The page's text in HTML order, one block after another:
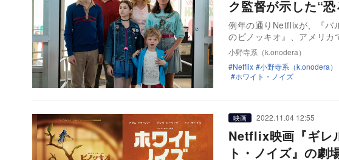
ク監督が示した“
例年の通りNetflixが、『バ
のピノッキオ』、アメリ
小野寺系（k.onodera）
Netflix
小野寺系（k.onodera）
ホワイト・ノイズ
映画 2022.11.04 12:55
Netflix映画『ギレ
ト・ノイズ』の劇